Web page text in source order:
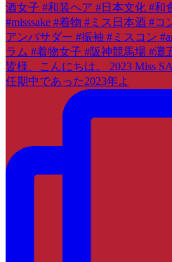
皆様、こんにちは。 2023 Miss
任期中であった2023年よ